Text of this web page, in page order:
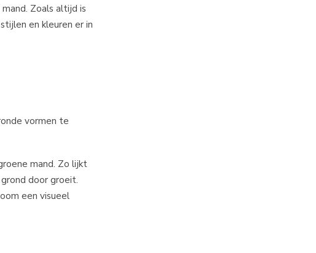
Zoals altijd is
en kleuren er in
vormen te
mand. Zo lijkt
door groeit.
een visueel